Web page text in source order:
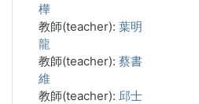
樺
教師(teacher): 葉明
龍
教師(teacher): 蔡書
維
教師(teacher): 邱士